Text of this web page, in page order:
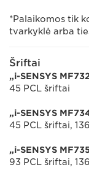
*Palaikomos tik
tvarkyklė arba
Šriftai
„i-SENSYS
45 PCL šriftai
„i-SENSYS
45 PCL šriftai,
„i-SENSYS
93 PCL šriftai,